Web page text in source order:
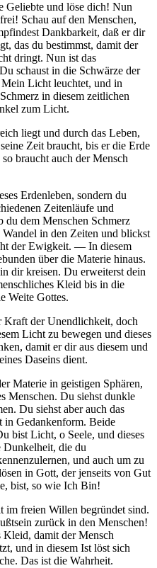
Geliebte und löse dich! Nun
! Schau auf den Menschen,
Dankbarkeit, daß er dir
das du bestimmst, damit der
dringt. Nun ist das
schaust in die Schwärze der
Licht leuchtet, und in
in diesem zeitlichen
zum Licht.
liegt und durch das Leben,
Zeit braucht, bis er die Erde
braucht auch der Mensch
Erdenleben, sondern du
Zeitenläufe und
du dem Menschen Schmerz
in den Zeiten und blickst
der Ewigkeit. — In diesem
über die Materie hinaus.
dir kreisen. Du erweiterst dein
Kleid bis in die
Weite Gottes.
Kraft der Unendlichkeit, doch
Licht zu bewegen und dieses
damit er dir aus diesem und
Daseins dient.
Materie in geistigen Sphären,
Menschen. Du siehst dunkle
Du siehst aber auch das
in Gedankenform. Beide
bist Licht, o Seele, und dieses
Dunkelheit, die du
und auch um zu
in Gott, der jenseits von Gut
bist, so wie Ich Bin!
freien Willen begründet sind.
zurück in den Menschen!
Kleid, damit der Mensch
und in diesem Ist löst sich
Das ist die Wahrheit.